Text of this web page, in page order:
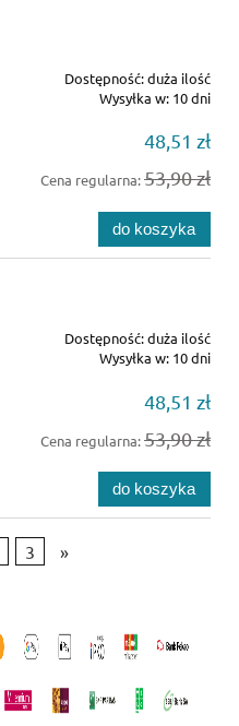
Dostępność:duża ilość
Wysyłka w: 10 dni
48,51 zł
Cena regularna:53,90 zł
do koszyka
Dostępność:duża ilość
Wysyłka w: 10 dni
48,51 zł
Cena regularna:53,90 zł
do koszyka
3 »